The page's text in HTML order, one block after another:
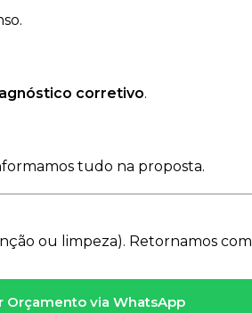
corretivo.
tudo na proposta.
ou limpeza). Retornamos com
Orçamento via WhatsApp